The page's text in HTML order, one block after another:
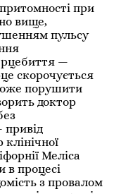
при
вище,
пульсу
—
скорочується
порушити
доктор
Меліса
процесі
з провалом